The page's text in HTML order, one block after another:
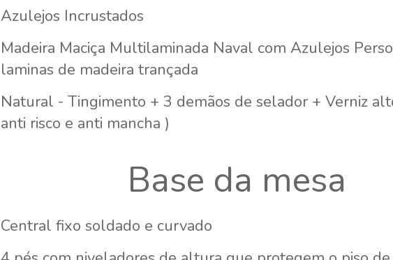
Azulejos Incrustados
Madeira Maciça Multilaminada Naval com Azulejos
laminas de madeira trançada
Natural - Tingimento + 3 demãos de selador + Verniz
anti risco e anti mancha )
Base da mesa
Central fixo soldado e curvado